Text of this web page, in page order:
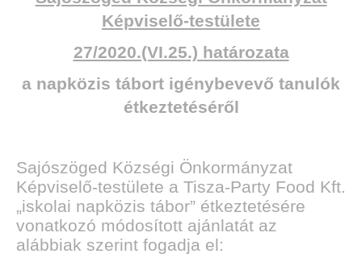
Képviselő-testülete
27/2020.(VI.25.) határozata
a napközis tábort igénybevevő tanulók
étkeztetéséről
Sajószöged Községi Önkormányzat
Képviselő-testülete a Tisza-Party Food Kft.
„iskolai napközis tábor” étkeztetésére
vonatkozó módosított ajánlatát az
alábbiak szerint fogadja el: